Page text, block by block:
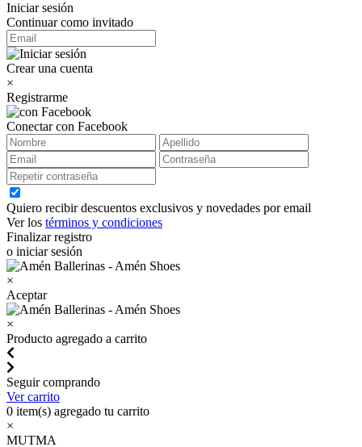
Iniciar sesión
Continuar como invitado
Crear una cuenta
×
Registrarme
Conectar con Facebook
Quiero recibir descuentos exclusivos y novedades por email
Ver los términos y condiciones
Finalizar registro
o iniciar sesión
×
Aceptar
×
Producto agregado a carrito
Seguir comprando
Ver carrito
0 item(s) agregado tu carrito
×
MUTMA